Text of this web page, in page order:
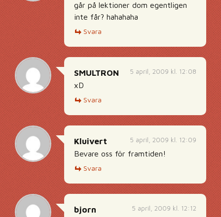
går på lektioner dom egentligen
inte får? hahahaha
Svara
5 april, 2009 kl. 12:08
SMULTRON
xD
Svara
5 april, 2009 kl. 12:09
Kluivert
Bevare oss för framtiden!
Svara
5 april, 2009 kl. 12:12
bjorn